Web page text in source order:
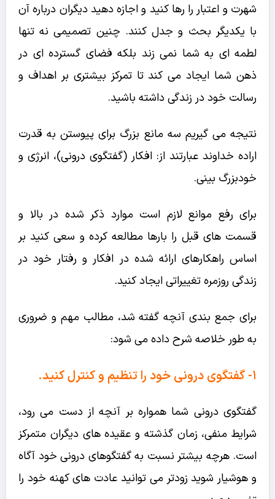
شهرت و اعتبار را رها کنید و اجازه دهید دیگران درباره آن
با یکدیگر بحث و جدل کنند. چنین تصمیمی نه تنها
لطمه ای به شما نمی زند بلکه فضای گسترده ای در
ذهن شما ایجاد می کند تا تمرکز بیشتری بر اهداف و
رسالت خود در زندگی داشته باشید.
نتیجه می گیریم سه مانع بزرگ برای پیوستن به قدرت
اراده خداوند عبارتند از: افکار (گفتگوی درونی)، انرژی و
خودبزرگ بینی.
برای رفع موانع لازم است موارد ذکر شده در بالا و
قسمت های قبل را بارها مطالعه کرده و سعی کنید بر
اساس راهکارهای ارائه شده در افکار و رفتار خود در
زندگی روزمره تغییراتی ایجاد کنید.
برای جمع بندی آنچه گفته شد، مطالب مهم و ضروری
به طور خلاصه شرح داده می شود:
۱- گفتگوی درونی خود را تنظیم و کنترل کنید.
گفتگوی درونی شما همواره بر آنچه از دست می رود،
شرایط منفی، زمان گذشته و عقیده های دیگران متمرکز
است. هرچه بیشتر نسبت به گفتگوهای درونی خود آگاه
و هوشیار شوید زودتر می توانید عادت های کهنه خود را